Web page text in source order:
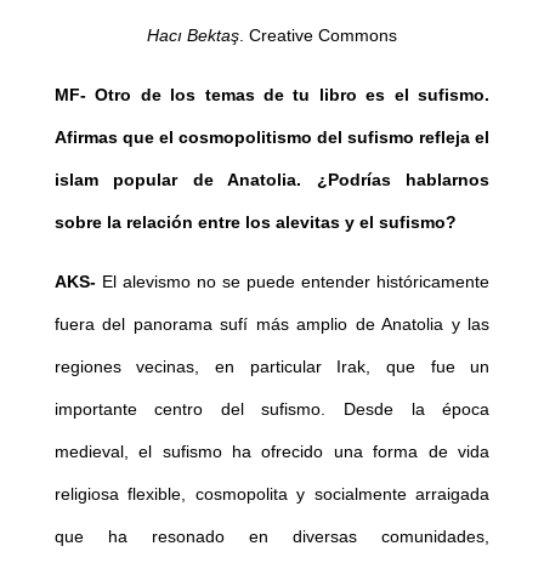
Hacı Bektaş. Creative Commons
MF- Otro de los temas de tu libro es el sufismo.
Afirmas que el cosmopolitismo del sufismo refleja el
islam popular de Anatolia. ¿Podrías hablarnos
sobre la relación entre los alevitas y el sufismo?
AKS- El alevismo no se puede entender históricamente
fuera del panorama sufí más amplio de Anatolia y las
regiones vecinas, en particular Irak, que fue un
importante centro del sufismo. Desde la época
medieval, el sufismo ha ofrecido una forma de vida
religiosa flexible, cosmopolita y socialmente arraigada
que ha resonado en diversas comunidades,